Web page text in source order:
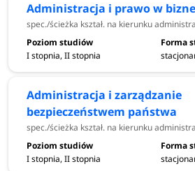
Administracja i prawo w
spec./ścieżka kształ. na kierunku
I stopnia, II stopnia
Administracja i zarządzanie
bezpieczeństwem państwa
spec./ścieżka kształ. na kierunku
I stopnia, II stopnia